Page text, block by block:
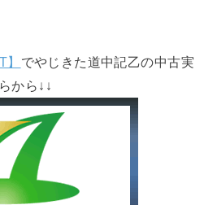
でやじきた道中記乙の中古実
から↓↓